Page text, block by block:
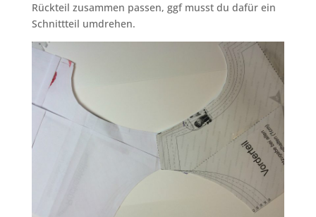
Rückteil zusammen passen, ggf musst du dafür ein
Schnittteil umdrehen.